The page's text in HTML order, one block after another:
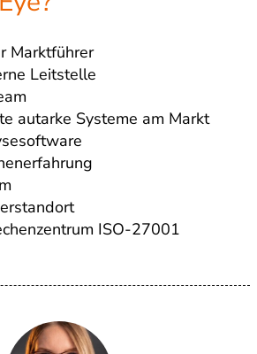
Marktführer
Leitstelle
autarke Systeme am Markt
ISO-27001